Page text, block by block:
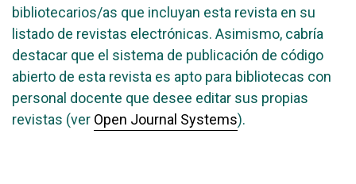
bibliotecarios/as que incluyan esta revista en su
listado de revistas electrónicas. Asimismo, cabría
destacar que el sistema de publicación de código
abierto de esta revista es apto para bibliotecas con
personal docente que desee editar sus propias
revistas (ver Open Journal Systems).